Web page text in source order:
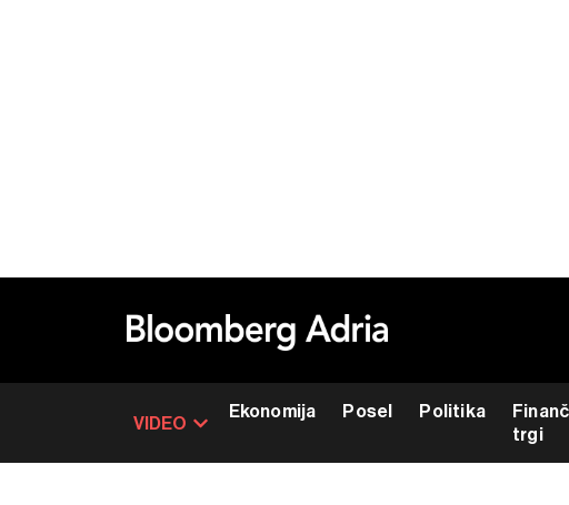
VIDEO
Ekonomija Posel Politika
trgi